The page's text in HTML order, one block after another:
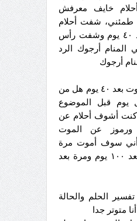
خايف معرفش
طمئني، شفت أحلام
عن إني هموت بعد ٤٠ يوم وشفت رأس
أرجوك الرد
أرجوك
وهل الحلم إني هموت بعد ٤٠ يوم هل من
يوم قبل الموضوع
كنت أشوف أحلام عن
ورموز عن الموت
أني سوف أموت مرة
بعد ٤٠ يوم ومرة بعد ١٠٠ يوم ومرة بعد
الحلم والحالة
متوتر جدا